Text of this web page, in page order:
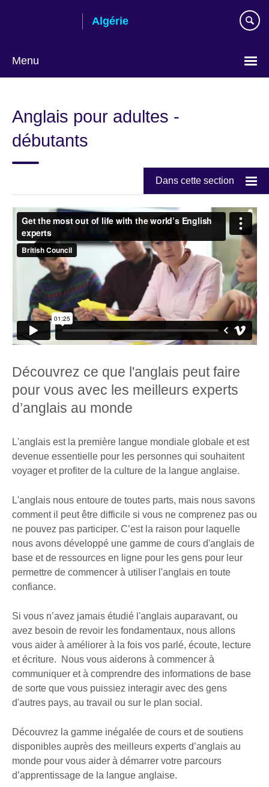
Algérie
Menu
language
Anglais pour adultes -
débutants
Dans cette section
Découvrez ce que l'anglais peut faire
pour vous avec les meilleurs experts
d’anglais au monde
L'anglais est la première langue mondiale globale et est
devenue essentielle pour les personnes qui souhaitent
voyager et profiter de la culture de la langue anglaise.
L'anglais nous entoure de toutes parts, mais nous savons
comment il peut être difficile si vous ne comprenez pas ou
ne pouvez pas participer. C’est la raison pour laquelle
nous avons développé une gamme de cours d'anglais de
base et de ressources en ligne pour les gens pour leur
permettre de commencer à utiliser l'anglais en toute
confiance.
Si vous n’avez jamais étudié l'anglais auparavant, ou
avez besoin de revoir les fondamentaux, nous allons
vous aider à améliorer à la fois vos parlé, écoute, lecture
et écriture. Nous vous aiderons à commencer à
communiquer et à comprendre des informations de base
de sorte que vous puissiez interagir avec des gens
d'autres pays, au travail ou sur le plan social.
Découvrez la gamme inégalée de cours et de soutiens
disponibles auprès des meilleurs experts d’anglais au
monde pour vous aider à démarrer votre parcours
d’apprentissage de la langue anglaise.